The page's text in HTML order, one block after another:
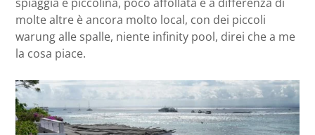
molte altre è ancora molto local, con dei piccoli
warung alle spalle, niente infinity pool, direi che a me
la cosa piace.